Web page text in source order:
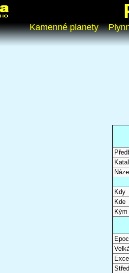
Kamenné planety
Kdy
Kde
Kým